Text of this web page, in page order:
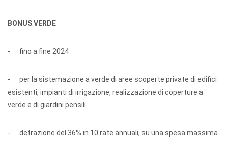
BONUS VERDE
- fino a fine 2024
- per la sistemazione a verde di aree scoperte private di edifici
esistenti, impianti di irrigazione, realizzazione di coperture a
verde e di giardini pensili
- detrazione del 36% in 10 rate annuali, su una spesa massima